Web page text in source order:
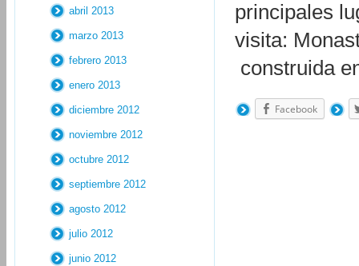
principales
visita:
construida
Facebook
abril 2013
marzo 2013
febrero 2013
enero 2013
diciembre 2012
noviembre 2012
octubre 2012
septiembre 2012
agosto 2012
julio 2012
junio 2012